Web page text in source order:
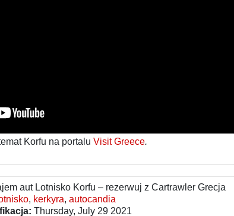
Korfu na portaluVisit Greece.
aut Lotnisko Korfu – rezerwuj z Cartrawler Grecja
, kerkyra,autocandia
Thursday, July 29 2021